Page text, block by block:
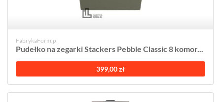
FabrykaForm.pl
Pudełko na zegarki Stackers Pebble Classic 8 komor...
399,00 zł